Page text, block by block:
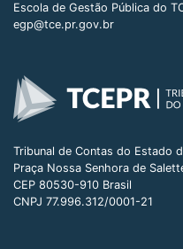
Escola de Gestão Pública do
egp@tce.pr.gov.br
Tribunal de Contas do Estado
Praça Nossa Senhora de
CEP 80530-910 Brasil
CNPJ 77.996.312/0001-21